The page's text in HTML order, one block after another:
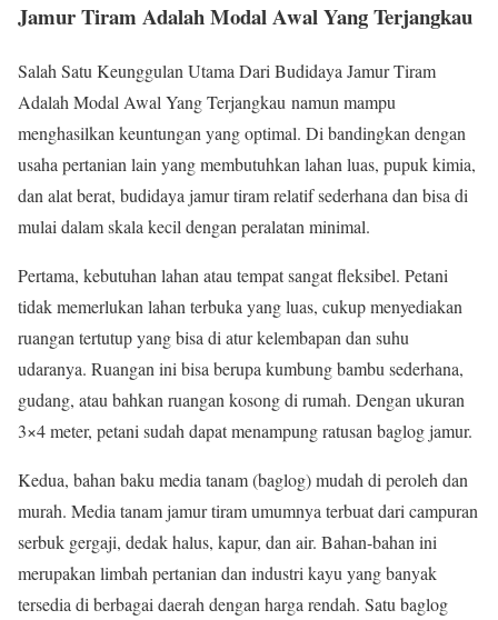
Jamur Tiram Adalah Modal Awal Yang Terjangkau
Salah Satu Keunggulan Utama Dari Budidaya Jamur Tiram
Adalah Modal Awal Yang Terjangkau namun mampu
menghasilkan keuntungan yang optimal. Di bandingkan dengan
usaha pertanian lain yang membutuhkan lahan luas, pupuk kimia,
dan alat berat, budidaya jamur tiram relatif sederhana dan bisa di
mulai dalam skala kecil dengan peralatan minimal.
Pertama, kebutuhan lahan atau tempat sangat fleksibel. Petani
tidak memerlukan lahan terbuka yang luas, cukup menyediakan
ruangan tertutup yang bisa di atur kelembapan dan suhu
udaranya. Ruangan ini bisa berupa kumbung bambu sederhana,
gudang, atau bahkan ruangan kosong di rumah. Dengan ukuran
3×4 meter, petani sudah dapat menampung ratusan baglog jamur.
Kedua, bahan baku media tanam (baglog) mudah di peroleh dan
murah. Media tanam jamur tiram umumnya terbuat dari campuran
serbuk gergaji, dedak halus, kapur, dan air. Bahan-bahan ini
merupakan limbah pertanian dan industri kayu yang banyak
tersedia di berbagai daerah dengan harga rendah. Satu baglog